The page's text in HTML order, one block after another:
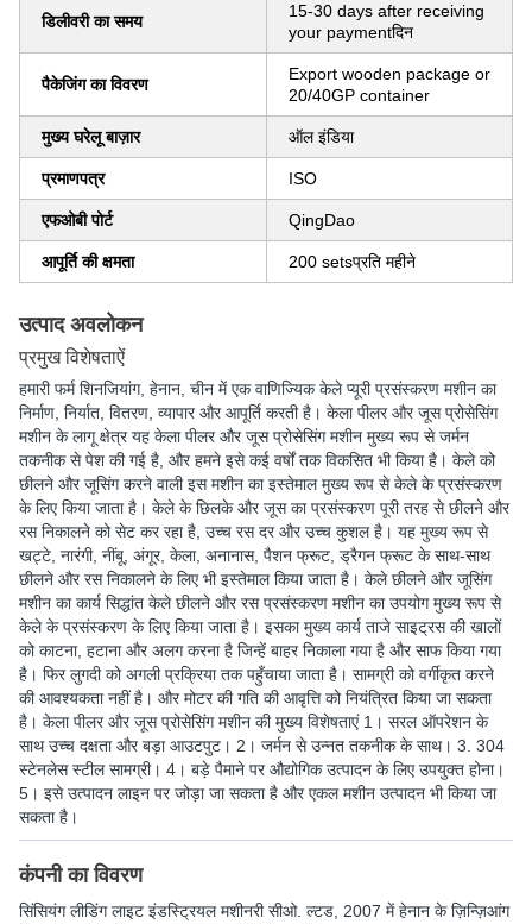
डिलीवरी का समय
15-30 days after receiving
your paymentदिन
पैकेजिंग का विवरण
Export wooden package or
20/40GP container
मुख्य घरेलू बाज़ार ऑल इंडिया
प्रमाणपत्र ISO
एफओबी पोर्ट QingDao
आपूर्ति की क्षमता 200 setsप्रति महीने
उत्पाद अवलोकन
प्रमुख विशेषताऐं
हमारी फर्म शिनजियांग, हेनान, चीन में एक वाणिज्यिक केले प्यूरी प्रसंस्करण मशीन का
निर्माण, निर्यात, वितरण, व्यापार और आपूर्ति करती है। केला पीलर और जूस प्रोसेसिंग
मशीन के लागू क्षेत्र यह केला पीलर और जूस प्रोसेसिंग मशीन मुख्य रूप से जर्मन
तकनीक से पेश की गई है, और हमने इसे कई वर्षों तक विकसित भी किया है। केले को
छीलने और जूसिंग करने वाली इस मशीन का इस्तेमाल मुख्य रूप से केले के प्रसंस्करण
के लिए किया जाता है। केले के छिलके और जूस का प्रसंस्करण पूरी तरह से छीलने और
रस निकालने को सेट कर रहा है, उच्च रस दर और उच्च कुशल है। यह मुख्य रूप से
खट्टे, नारंगी, नींबू, अंगूर, केला, अनानास, पैशन फ्रूट, ड्रैगन फ्रूट के साथ-साथ
छीलने और रस निकालने के लिए भी इस्तेमाल किया जाता है। केले छीलने और जूसिंग
मशीन का कार्य सिद्धांत केले छीलने और रस प्रसंस्करण मशीन का उपयोग मुख्य रूप से
केले के प्रसंस्करण के लिए किया जाता है। इसका मुख्य कार्य ताजे साइट्रस की खालों
को काटना, हटाना और अलग करना है जिन्हें बाहर निकाला गया है और साफ किया गया
है। फिर लुगदी को अगली प्रक्रिया तक पहुँचाया जाता है। सामग्री को वर्गीकृत करने
की आवश्यकता नहीं है। और मोटर की गति की आवृत्ति को नियंत्रित किया जा सकता
है। केला पीलर और जूस प्रोसेसिंग मशीन की मुख्य विशेषताएं 1। सरल ऑपरेशन के
साथ उच्च दक्षता और बड़ा आउटपुट। 2। जर्मन से उन्नत तकनीक के साथ। 3. 304
स्टेनलेस स्टील सामग्री। 4। बड़े पैमाने पर औद्योगिक उत्पादन के लिए उपयुक्त होना।
5। इसे उत्पादन लाइन पर जोड़ा जा सकता है और एकल मशीन उत्पादन भी किया जा
सकता है।
कंपनी का विवरण
सिंसियंग लीडिंग लाइट इंडस्ट्रियल मशीनरी सीओ. ल्टड , 2007 में हेनान के ज़िन्ज़िआंग